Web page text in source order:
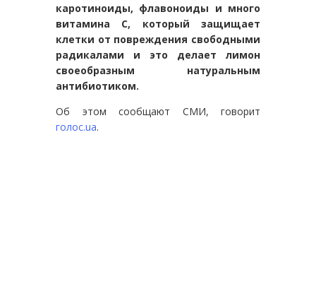
каротиноиды, флавоноиды и много
витамина C, который защищает
клетки от повреждения свободными
радикалами и это делает лимон
своеобразным натуральным
антибиотиком.
Об этом сообщают СМИ, говорит
голос.ua.